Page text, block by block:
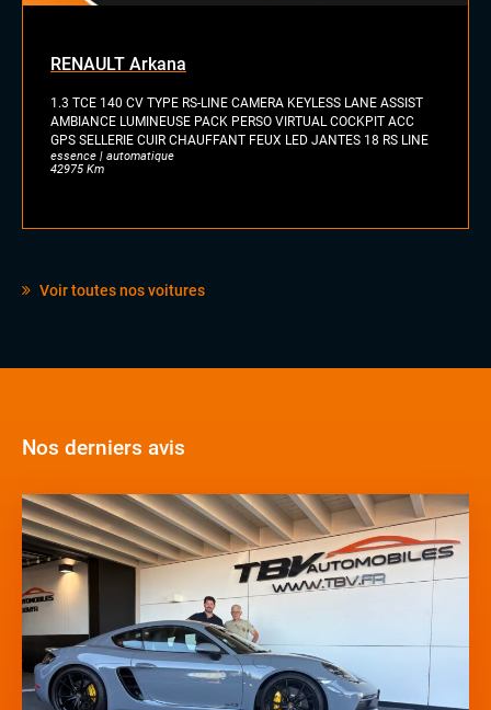
Feux full LED
Toit ouvrant panoramique
INTÉRIEUR
Accoudoir central
Commandes au volant
Pack Carbone
RENAULT Arkana
1.3 TCE 140 CV TYPE RS-LINE CAMERA KEYLESS LANE ASSIST
AMBIANCE LUMINEUSE PACK PERSO VIRTUAL COCKPIT ACC
GPS SELLERIE CUIR CHAUFFANT FEUX LED JANTES 18 RS LINE
essence | automatique
42975 Km
Voir toutes nos voitures
Nos derniers avis